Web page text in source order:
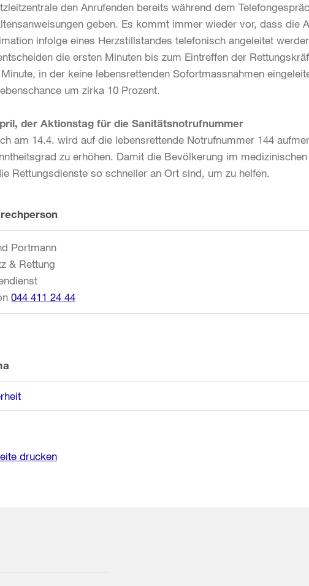
den Anrufenden bereits während dem
geben. Es kommt immer wieder vor, dass die
infolge eines Herzstillstandes telefonisch angeleitet
die ersten Minuten bis zum Eintreffen der
in der keine lebensrettenden Sofortmassnahmen
um zirka 10 Prozent.
der Aktionstag für die Sanitätsnotrufnummer
am 14.4. wird auf die lebensrettende Notrufnummer 144
zu erhöhen. Damit die Bevölkerung im
Rettungsdienste so schneller an Ort sind, um zu helfen.
Portmann
& Rettung
044 411 24 44
drucken